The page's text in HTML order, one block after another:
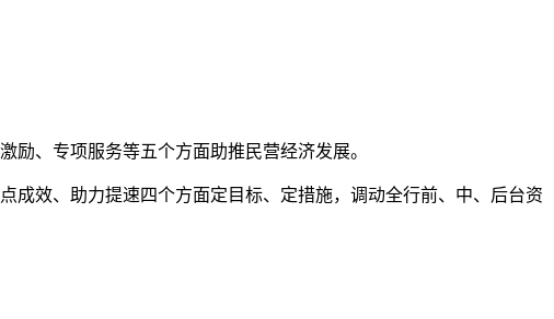
励、专项服务等五个方面助推民营经济发展。
成效、助力提速四个方面定目标、定措施，调动全行前、中、后台资